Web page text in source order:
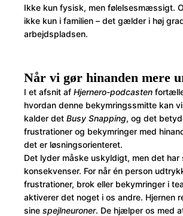
Ikke kun fysisk, men følelsesmæssigt.
ikke kun i familien – det gælder i høj
arbejdspladsen.
Når vi gør hinanden mere
I et afsnit af Hjernero-podcasten
hvordan denne bekymringssmitte kan
kalder det Busy Snapping, og det
frustrationer og bekymringer med
det er løsningsorienteret.
Det lyder måske uskyldigt, men det har
konsekvenser. For når én person
frustrationer, brok eller bekymringer i
aktiverer det noget i os andre. Hjernen
sine spejlneuroner. De hjælper os med